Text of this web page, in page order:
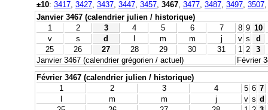
±10: 3417 3427 3437 3447 3457 3467 3477 3487 3497 3507
Janvier 3467 (calendrier julien / historique)
1
2 3 4 5 6 7 8 9 10
v
s d l m m j v s
d
25
26 27 28 29 30 31 1 2
3
Janvier 3467 (calendrier grégorien / actuel)
Février
Février 3467 (calendrier julien / historique)
1
2 3 4 5 6 7
m m j v s d